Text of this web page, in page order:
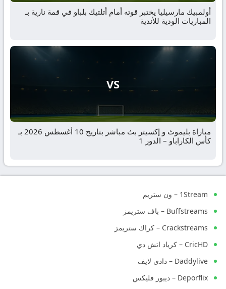
أولمبيك مارسيليا يختبر قوته أمام أتلتيك بلباو في قمة نارية بـ
المباريات الودية للأندية
VS
مباراة بليموث و إكسيتر بث مباشر بتاريخ 10 أغسطس 2026 بـ
كأس الكاراباو – الدور 1
1Stream – ون ستريم
Buffstreams – باف ستريمز
Crackstreams – كراك ستريمز
CricHD – كرياد اتش دي
Daddylive – دادي لايف
Deporflix – ديبور فليكس